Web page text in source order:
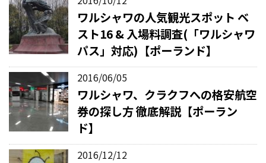
ワルシャワの人気観光スポット ベ
スト16 & 入場料調査(「ワルシャワ
パス」対応)【ポーランド】
2016/06/05
ワルシャワ、クラクフへの格安航空
券の探し方 徹底解説【ポーラン
ド】
2016/12/12